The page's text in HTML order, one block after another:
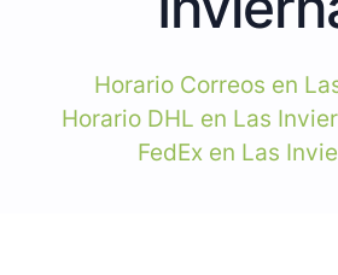
Horario Correos en
Horario DHL en Las
FedEx en Las